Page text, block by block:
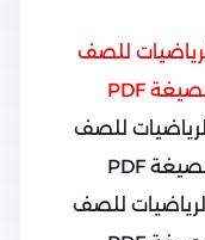
للصف
للصف
للصف